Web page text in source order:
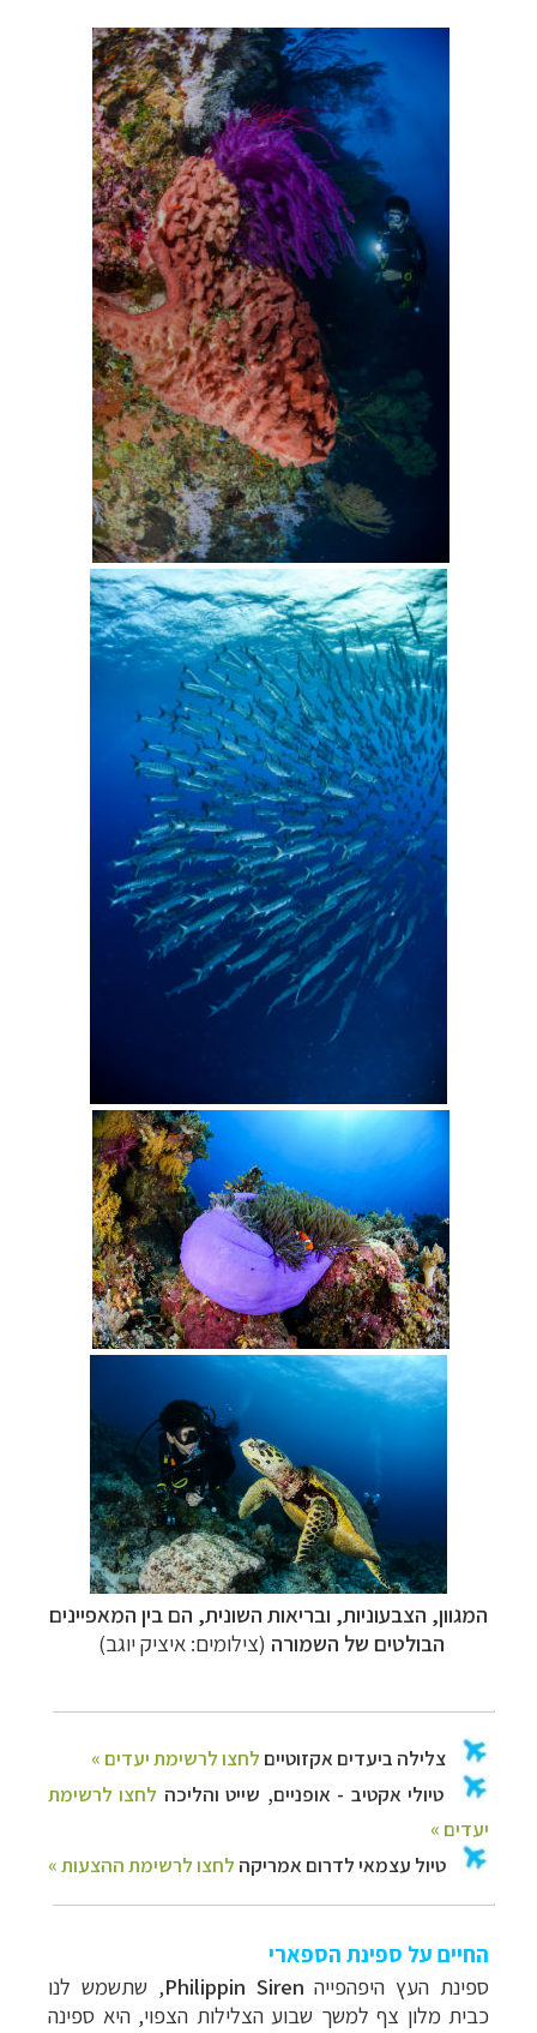
המגוון, הצבעוניות, ובריאות השונית, הם בין המאפיינים
הבולטים של השמורה (צילומים: איציק יוגב)
צלילה ביעדים אקזוטייםלחצו לרשימת יעדים »
טיולי אקטיב - אופניים, שייט והליכה לחצו לרשימת
יעדים »
טיול עצמאי לדרום אמריקהלחצו לרשימת ההצעות »
החיים על ספינת הספארי
ספינת העץ היפהפייהPhilippin Siren, שתשמש לנו
כבית מלון צף למשך שבוע הצלילות הצפוי, היא ספינה